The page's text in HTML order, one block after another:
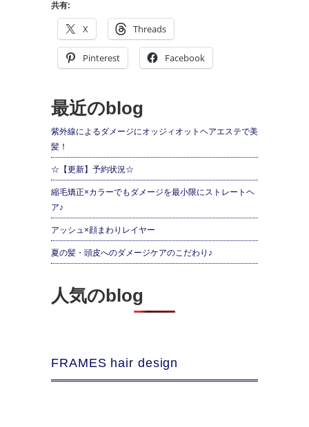
共有:
X Threads
Pinterest Facebook
最近のblog
紫外線によるダメージにオッジィオットヘアエステで美
髪！
☆【更新】予約状況☆
縮毛矯正×カラーでもダメージを最小限にストレートヘ
ア♪
アッシュ×顔まわりレイヤー
夏の髪・頭皮へのダメージケアのこだわり♪
人気のblog
FRAMES hair design